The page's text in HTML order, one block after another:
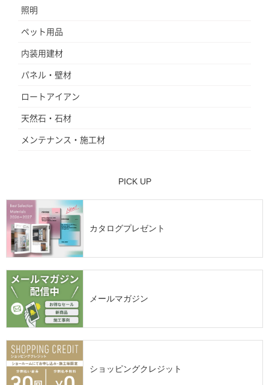
照明
ペット用品
内装用建材
パネル・壁材
ロートアイアン
天然石・石材
メンテナンス・施工材
PICK UP
カタログプレゼント
メールマガジン
ショッピングクレジット